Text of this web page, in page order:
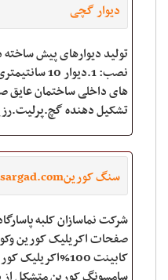
دیوار گچی
تولید دیوارهای پیش ساخته
نصب:
های داخلی ساختمان
سنگ کورینwww.nskp-pasargad.com
شرکت نماسازان کلبه
صفحات اکریلیک کورین
کابینت